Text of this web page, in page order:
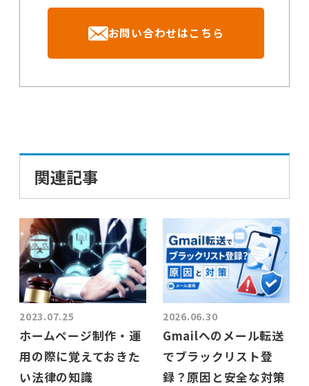
お問い合わせはこちら
関連記事
2023.07.25
ホームページ制作・運
用の際に覚えておきた
い法律の知識
2026.06.30
Gmailへのメール転送
でブラックリスト登
録？原因と安全な対策